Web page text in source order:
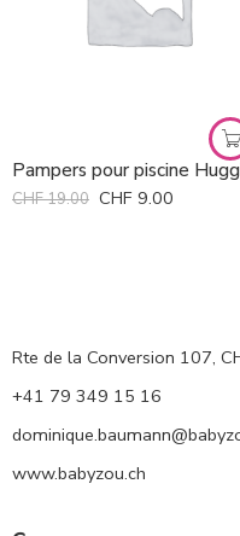
Pampers pour piscine
CHF19.00 CHF 9.00
Rte de la Conversion 107,
+41 79 349 15 16
www.babyzou.ch